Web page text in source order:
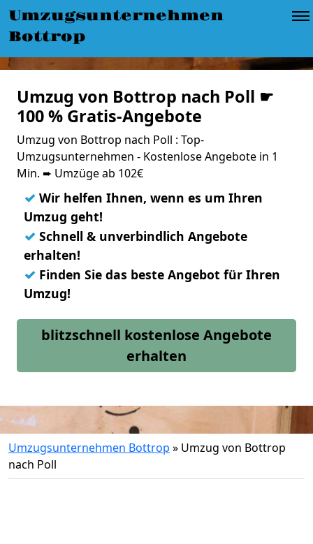
Umzugsunternehmen
Bottrop
Umzug von Bottrop nach Poll ☛
100 % Gratis-Angebote
Umzug von Bottrop nach Poll : Top-
Umzugsunternehmen - Kostenlose Angebote in 1
Min. ➨ Umzüge ab 102€
✓ Wir helfen Ihnen, wenn es um Ihren
Umzug geht!
✓ Schnell & unverbindlich Angebote
erhalten!
✓ Finden Sie das beste Angebot für Ihren
Umzug!
blitzschnell kostenlose Angebote
erhalten
Umzugsunternehmen Bottrop » Umzug von Bottrop
nach Poll